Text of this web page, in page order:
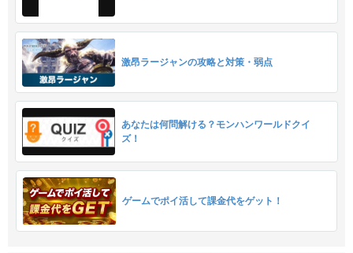
激昂ラージャンの攻略と対策・弱点
あなたは何問解ける？モンハンワールドクイ
ズ！
ゲームでポイ活して課金代をゲット！